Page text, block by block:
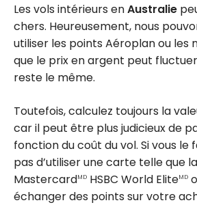
Les vols intérieurs enAustralie
chers. Heureusement, nous
utiliser les points Aéroplan ou les
que le prix en argent peut
reste le même.
Toutefois, calculez toujours la
car il peut être plus judicieux de
fonction du coût du vol. Si vous le
pas d’utiliser une carte telle que
MastercardMD HSBC World EliteMD
échanger des points sur votre